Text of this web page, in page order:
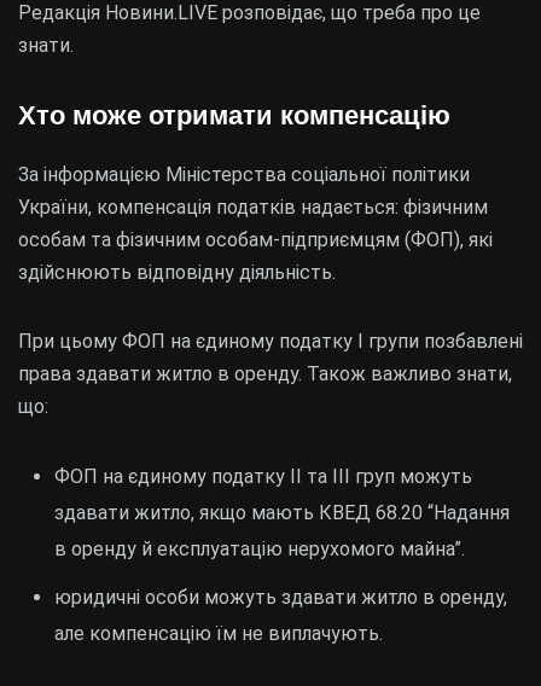
Редакція Новини.LIVE розповідає, що треба про це
знати.
Хто може отримати компенсацію
За інформацією Міністерства соціальної політики
України, компенсація податків надається: фізичним
особам та фізичним особам-підприємцям (ФОП), які
здійснюють відповідну діяльність.
При цьому ФОП на єдиному податку I групи позбавлені
права здавати житло в оренду. Також важливо знати,
що:
ФОП на єдиному податку II та III груп можуть
здавати житло, якщо мають КВЕД 68.20 “Надання
в оренду й експлуатацію нерухомого майна”.
юридичні особи можуть здавати житло в оренду,
але компенсацію їм не виплачують.